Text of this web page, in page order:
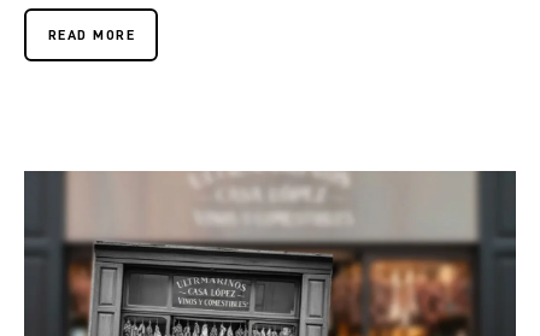
READ MORE